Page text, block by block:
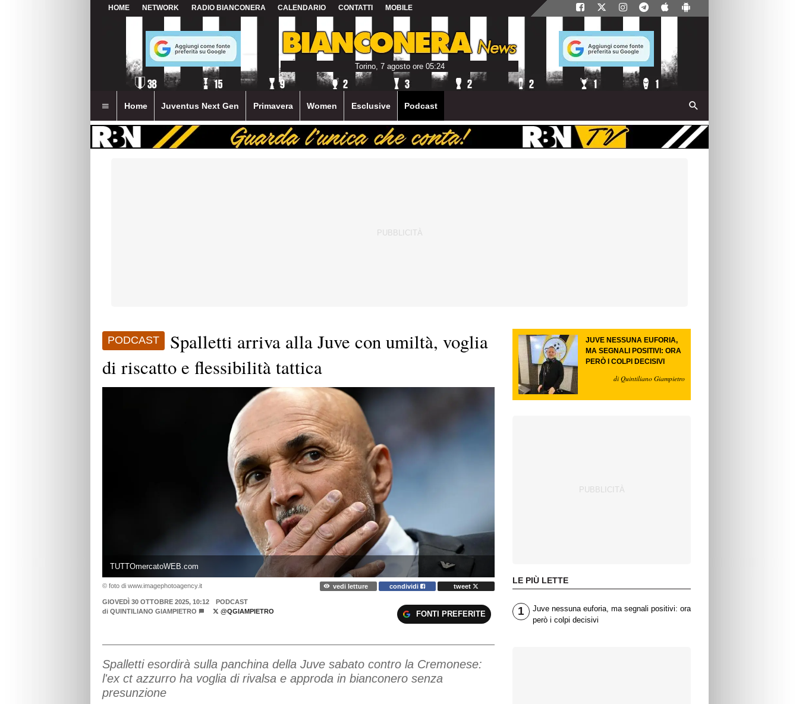
HOME NETWORK RADIO BIANCONERA CALENDARIO CONTATTI MOBILE
Torino, 7 agosto ore 05:24
Home Juventus Next Gen Primavera Women Esclusive Podcast
PODCAST
Spalletti arriva alla Juve con umiltà, voglia
di riscatto e flessibilità tattica
TUTTOmercatoWEB.com
© foto di www.imagephotoagency.it vedi letture condividi tweet
GIOVEDÌ 30 OTTOBRE 2025, 10:12
PODCAST
di QUINTILIANO GIAMPIETRO @QGIAMPIETRO FONTI PREFERITE
Spalletti esordirà sulla panchina della Juve sabato contro la Cremonese:
l'ex ct azzurro ha voglia di rivalsa e approda in bianconero senza
presunzione
JUVE NESSUNA EUFORIA,
MA SEGNALI POSITIVI: ORA
PERÒ I COLPI DECISIVI
di Quintiliano Giampietro
LE PIÙ LETTE
1
Juve nessuna euforia, ma segnali positivi: ora
però i colpi decisivi